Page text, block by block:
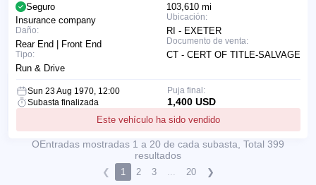
103,610 mi
Ubicación:
RI - EXETER
Documento de venta:
CT - CERT OF TITLE-SALVAGE
Seguro
Insurance company
Daño:
Rear End | Front End
Tipo:
Run & Drive
Sun 23 Aug 1970, 12:00
Subasta finalizada
Este vehículo ha sido vendido
Puja final:
1,400 USD
ОEntradas mostradas 1 a 20 de cada subasta, Total 399
resultados
❮ 1 2 3 20 ❯